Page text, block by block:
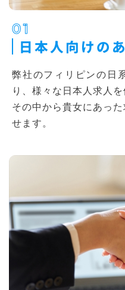
01
日本人向けの
弊社のフィリピンの日
り、様々な日本人求人を
その中から貴女にあっ
せます。